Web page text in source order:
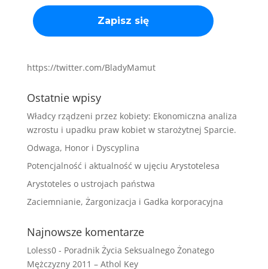
https://twitter.com/BladyMamut
Ostatnie wpisy
Władcy rządzeni przez kobiety: Ekonomiczna analiza
wzrostu i upadku praw kobiet w starożytnej Sparcie.
Odwaga, Honor i Dyscyplina
Potencjalność i aktualność w ujęciu Arystotelesa
Arystoteles o ustrojach państwa
Zaciemnianie, Żargonizacja i Gadka korporacyjna
Najnowsze komentarze
Loless0- Poradnik Życia Seksualnego Żonatego
Mężczyzny 2011 – Athol Key